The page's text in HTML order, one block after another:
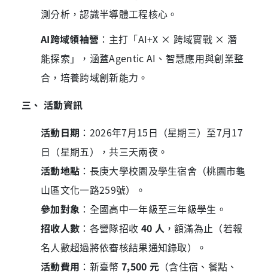
測分析，認識半導體工程核心。
AI跨域領袖營 ：主打「AI+X × 跨域實戰 × 潛
能探索」，涵蓋Agentic AI 、智慧應用與創業整
合，培養跨域創新能力。
三、 活動資訊
活動日期 ： 2026年7月15日（星期三）至7月17
日（星期五），共三天兩夜。
活動地點 ：長庚大學校園及學生宿舍（桃園市龜
山區文化一路259號）。
參加對象 ：全國高中一年級至三年級學生。
招收人數 ：各營隊招收 40 人，額滿為止（若報
名人數超過將依審核結果通知錄取）。
活動費用 ：新臺幣 7,500 元 （含住宿、餐點、